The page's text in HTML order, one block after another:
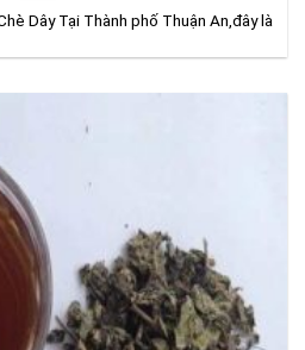
Dây Tại Thành phố Thuận An,đây là